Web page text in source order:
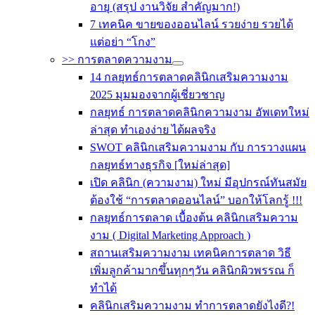
อายุ (สรุป งานวิจัย สำคัญมาก!)
7 เทคนิค ขายของออนไลน์ รวยง่าย รวยได้
แต่อย่า “โกง”
>> การตลาดความงาม
14 กลยุทธ์การตลาดคลินิกเสริมความงาม
2025 มุมมองจากผู้เชี่ยวชาญ
กลยุทธ์ การตลาดคลินิกความงาม อัพเดทใหม่
ล่าสุด ทำเองง่าย ได้ผลจริง
SWOT คลินิกเสริมความงาม กับ การวางแผน
กลยุทธ์ทางธุรกิจ [ใหม่ล่าสุด]
เปิด คลินิก (ความงาม) ใหม่ มีอุปกรณ์ทันสมัย
ต้องใช้ “การตลาดออนไลน์” บอกให้โลกรู้ !!!
กลยุทธ์การตลาด เบื้องต้น คลินิกเสริมความ
งาม ( Digital Marketing Approach )
สถานเสริมความงาม เทคนิคการตลาด วิธี
เพิ่มลูกค้ามากขึ้นทุกๆวัน คลินิกผิวพรรณ ก็
ทำได้
คลินิกเสริมความงาม ทำการตลาดยังไงดี?!